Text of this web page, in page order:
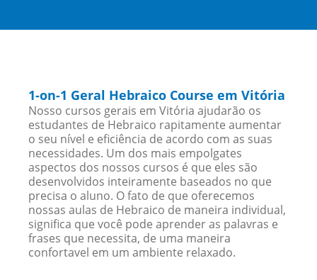
1-on-1 Geral Hebraico Course em Vitória
Nosso cursos gerais em Vitória ajudarão os
estudantes de Hebraico rapitamente aumentar
o seu nível e eficiência de acordo com as suas
necessidades. Um dos mais empolgates
aspectos dos nossos cursos é que eles são
desenvolvidos inteiramente baseados no que
precisa o aluno. O fato de que oferecemos
nossas aulas de Hebraico de maneira individual,
significa que você pode aprender as palavras e
frases que necessita, de uma maneira
confortavel em um ambiente relaxado.